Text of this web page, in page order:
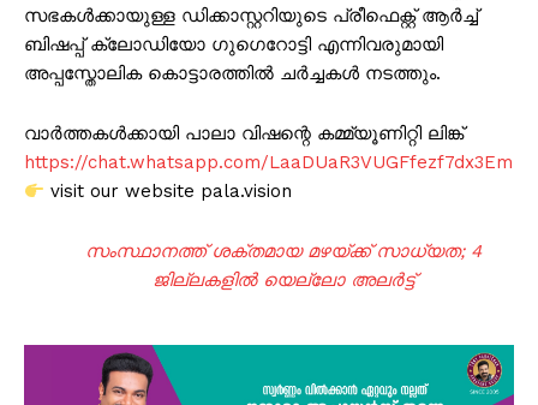
സഭകൾക്കായുള്ള ഡിക്കാസ്റ്ററിയുടെ പ്രീഫെക്റ്റ് ആർച്ച്
ബിഷപ്പ് ക്ലോഡിയോ ഗുഗെറോട്ടി എന്നിവരുമായി
അപ്പസ്തോലിക കൊട്ടാരത്തിൽ ചര്‍ച്ചകള്‍ നടത്തും.
വാർത്തകൾക്കായി പാലാ വിഷന്റെ കമ്മ്യൂണിറ്റി ലിങ്ക്
https://chat.whatsapp.com/LaaDUaR3VUGFfezf7dx3Em
visit our website pala.vision
സംസ്ഥാനത്ത് ശക്തമായ മഴയ്ക്ക് സാധ്യത; 4
ജില്ലകളിൽ യെല്ലോ അലർട്ട്